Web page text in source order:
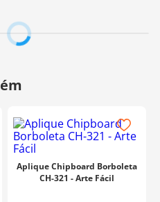
Aplique Chipboard Borboleta
CH-321 - Arte Fácil